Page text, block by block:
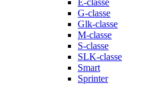
E-classe
G-classe
Glk-classe
M-classe
S-classe
SLK-classe
Smart
Sprinter